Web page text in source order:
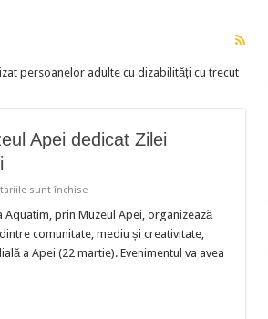
persoanelor adulte cu dizabilități cu trecut
Apei dedicat Zilei
sunt închisepentru
lume
o
picătură”
eveniment
prin Muzeul Apei, organizează
comunitate, mediu și creativitate,
a Apei (22 martie). Evenimentul va avea